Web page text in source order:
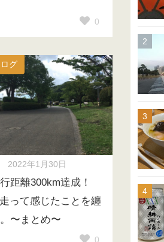
0
グ
2022年1月30日
距離300km達成！
って感じたことを纏
〜まとめ〜
0